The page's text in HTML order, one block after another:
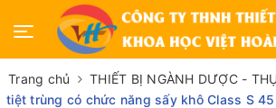
Trang chủ THIẾT BỊ NGÀNH DƯỢC -
tiệt trùng có chức năng sấy khô Class S